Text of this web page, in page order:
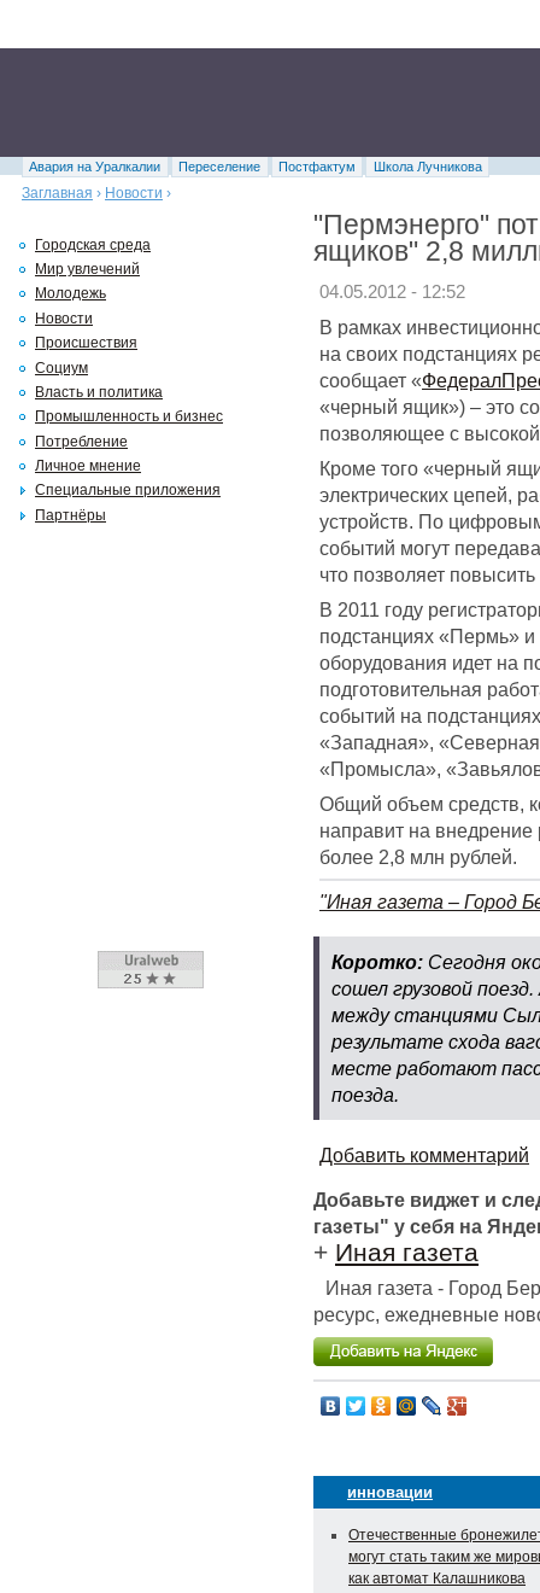
Авария на Уралкалии Переселение Постфактум
Школа Лучникова
Заглавная › Новости ›
"Пермэнерго"
ящиков" 2,8
04.05.2012 - 12:52
В рамках
на своих подстанциях
сообщает «
«черный ящик») – это
позволяющее с
Кроме того «черный
электрических цепей,
устройств. По
событий могут
что позволяет
В 2011 году
подстанциях «Пермь»
оборудования идет на
подготовительная
событий на
«Западная»,
«Промысла»,
Общий объем средств,
направит на внедрение
более 2,8 млн рублей.
"Иная газета – Город
Коротко: Сегодня
сошел грузовой
между станциями
результате схода
месте работают
поезда.
Добавить комментарий
Добавьте виджет и
газеты" у себя на
+ Иная газета
Иная газета - Город
ресурс, ежедневные
инновации
Отечественные
могут стать таким же
как автомат Калашникова
Городская среда
Мир увлечений
Молодежь
Новости
Происшествия
Социум
Власть и политика
Промышленность и бизнес
Потребление
Личное мнение
Специальные приложения
Партнёры